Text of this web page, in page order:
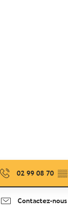
02 99 08 70 ▒▒
Contactez-nous